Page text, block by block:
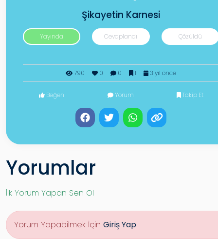
Şikayetin Karnesi
Yayında Cevaplandı Çözüldü
790 0 0 1 3 yıl önce
Beğen Yorum Takip Et
Yorumlar
İlk Yorum Yapan Sen Ol
Yorum Yapabilmek İçin Giriş Yap